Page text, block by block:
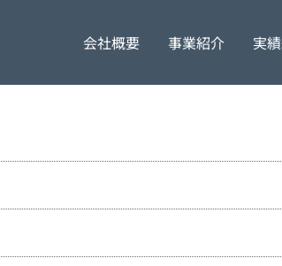
会社概要
代表挨拶 企
事業紹介 実
橋梁工事
採用担当者より